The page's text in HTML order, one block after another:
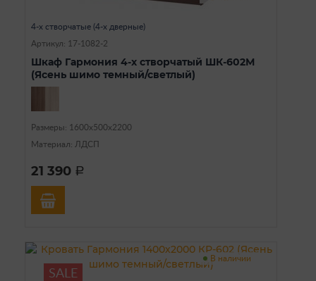
4-х створчатые (4-х дверные)
Артикул: 17-1082-2
Шкаф Гармония 4-х створчатый ШК-602М
(Ясень шимо темный/светлый)
Размеры: 1600х500х2200
Материал: ЛДСП
21 390 a
SALE
В наличии